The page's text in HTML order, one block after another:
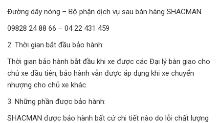
Đường dây nóng – Bộ phận dịch vụ sau bán hàng SHACMAN
09828 24 88 66 – 04 22 431 459
2. Thời gian bắt đầu bảo hành:
Thời gian bảo hành bắt đầu khi xe được các Đại lý bàn giao cho
chủ xe đầu tiên, bảo hành vẫn được áp dụng khi xe chuyển
nhượng cho chủ xe khác.
3. Những phần được bảo hành:
SHACMAN được bảo hành bất cứ chi tiết nào do lỗi chất lượng